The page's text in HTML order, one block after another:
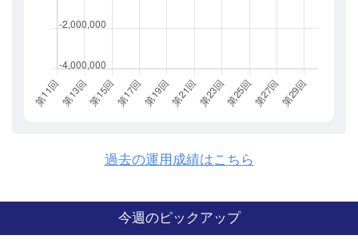
過去の運用成績はこちら
今週のピックアップ